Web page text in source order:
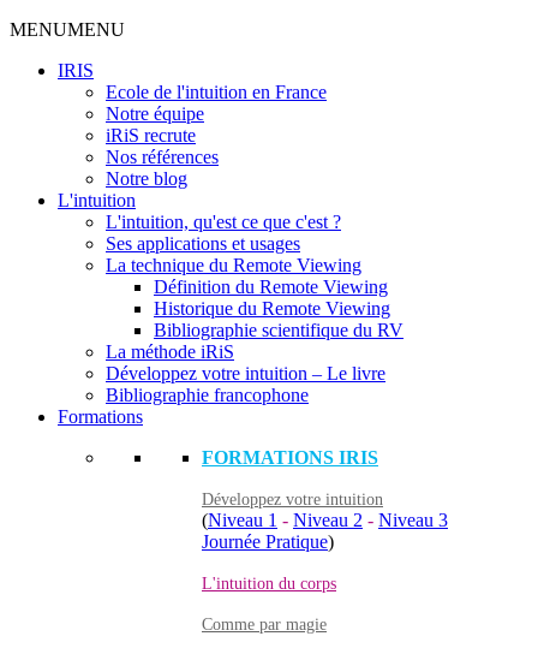
MENUMENU
IRIS
Ecole de l'intuition en France
Notre équipe
iRiS recrute
Nos références
Notre blog
L'intuition
L'intuition, qu'est ce que c'est ?
Ses applications et usages
La technique du Remote Viewing
Définition du Remote Viewing
Historique du Remote Viewing
Bibliographie scientifique du RV
La méthode iRiS
Développez votre intuition – Le livre
Bibliographie francophone
Formations
FORMATIONS IRIS
Développez votre intuition
(Niveau 1 - Niveau 2 - Niveau 3
Journée Pratique)
L'intuition du corps
Comme par magie